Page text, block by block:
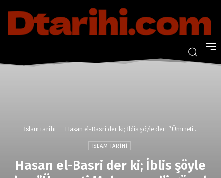
İslam tarihi Hasan el-Basri der ki; İblis şöyle der: ''Ümmeti...
İSLAM TARIHI
Hasan el-Basri der ki; İblis şöyle